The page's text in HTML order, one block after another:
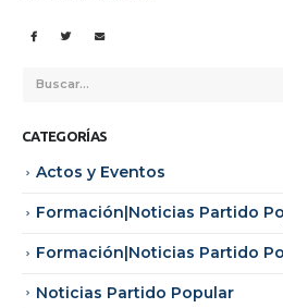
CATEGORÍAS
Actos y Eventos
Formación|Noticias Partido
Formación|Noticias Partido
Noticias Partido Popular